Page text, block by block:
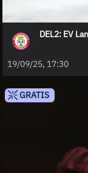
DEL2: EV
19/09/25, 17:30
GRATIS